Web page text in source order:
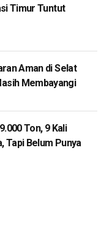
Timur Tuntut
Aman di Selat
Membayangi
Ton, 9 Kali
Tapi Belum Punya